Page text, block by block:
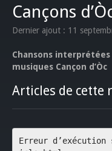
Cançons
Dernier ajout : 11
Chansons
musiques Cançon d’Òc
Articles de cette
Erreur